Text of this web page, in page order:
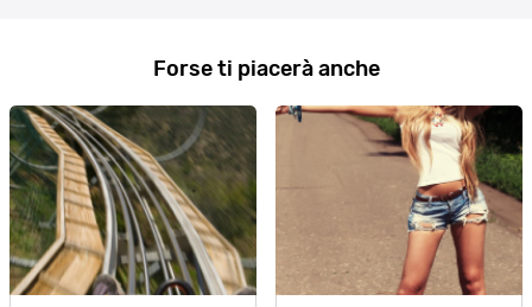
Forse ti piacerà anche